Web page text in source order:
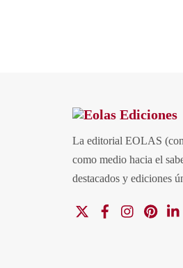
La editorial EOLAS
como medio hacia el
destacados y ediciones
FacebookInstagram